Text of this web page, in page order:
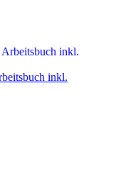
inkl.